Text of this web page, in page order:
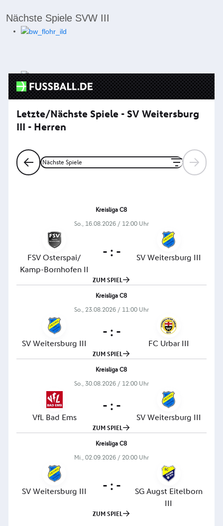
Nächste Spiele SVW III